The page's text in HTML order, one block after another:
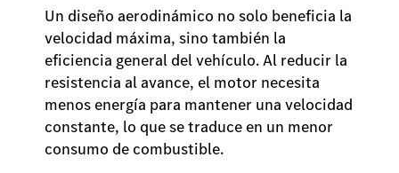
Un diseño aerodinámico no solo beneficia la
velocidad máxima, sino también la
eficiencia general del vehículo. Al reducir la
resistencia al avance, el motor necesita
menos energía para mantener una velocidad
constante, lo que se traduce en un menor
consumo de combustible.